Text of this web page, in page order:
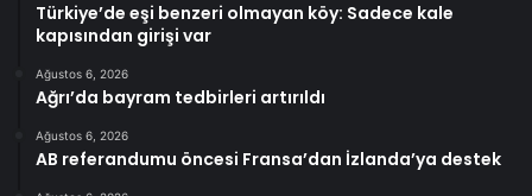
Türkiye’de eşi benzeri olmayan köy: Sadece kale
kapısından girişi var
Ağustos 6, 2026
Ağrı’da bayram tedbirleri artırıldı
Ağustos 6, 2026
AB referandumu öncesi Fransa’dan İzlanda’ya destek